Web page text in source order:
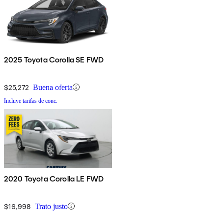
2025 Toyota Corolla SE FWD
$25,272 Buena oferta
Incluye tarifas de conc.
2020 Toyota Corolla LE FWD
$16,998 Trato justo